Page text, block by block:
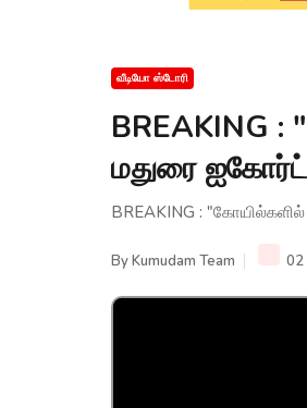
வீடியோ ஸ்டோரி
BREAKING
மதுரை ஐகோர்ட்
BREAKING :
ByKumudam Team 02